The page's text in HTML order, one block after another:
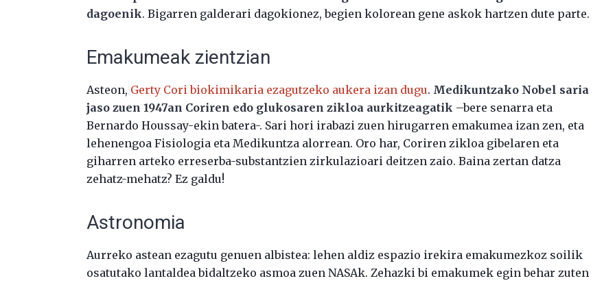
dagoenik. Bigarren galderari dagokionez, begien kolorean gene askok hartzen dute parte.
Emakumeak zientzian
Asteon, Gerty Cori biokimikaria ezagutzeko aukera izan dugu. Medikuntzako Nobel saria
jaso zuen 1947an Coriren edo glukosaren zikloa aurkitzeagatik –bere senarra eta
Bernardo Houssay-ekin batera-. Sari hori irabazi zuen hirugarren emakumea izan zen, eta
lehenengoa Fisiologia eta Medikuntza alorrean. Oro har, Coriren zikloa gibelaren eta
giharren arteko erreserba-substantzien zirkulazioari deitzen zaio. Baina zertan datza
zehatz-mehatz? Ez galdu!
Astronomia
Aurreko astean ezagutu genuen albistea: lehen aldiz espazio irekira emakumezkoz soilik
osatutako lantaldea bidaltzeko asmoa zuen NASAk. Zehazki bi emakumek egin behar zuten